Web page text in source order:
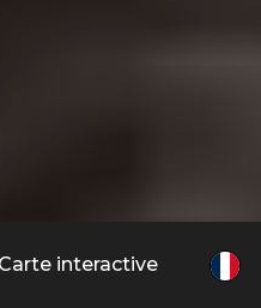
Carte interactive FR